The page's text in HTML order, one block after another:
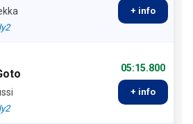
+ info
05:15.800
+ info